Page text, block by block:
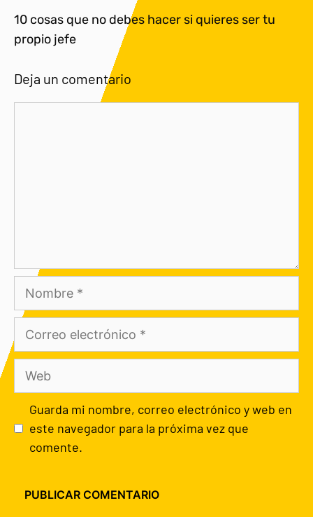
10 cosas que no debes hacer si quieres ser tu
propio jefe
Deja un comentario
Guarda mi nombre, correo electrónico y web en
este navegador para la próxima vez que
comente.